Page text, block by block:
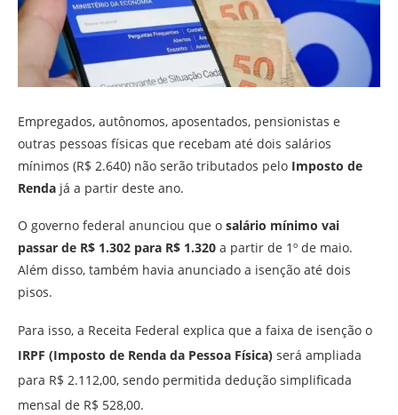
Empregados, autônomos, aposentados, pensionistas e
outras pessoas físicas que recebam até dois salários
mínimos (R$ 2.640) não serão tributados pelo Imposto de
Renda já a partir deste ano.
O governo federal anunciou que o salário mínimo vai
passar de R$ 1.302 para R$ 1.320 a partir de 1º de maio.
Além disso, também havia anunciado a isenção até dois
pisos.
Para isso, a Receita Federal explica que a faixa de isenção o
IRPF (Imposto de Renda da Pessoa Física) será ampliada
para R$ 2.112,00, sendo permitida dedução simplificada
mensal de R$ 528,00.